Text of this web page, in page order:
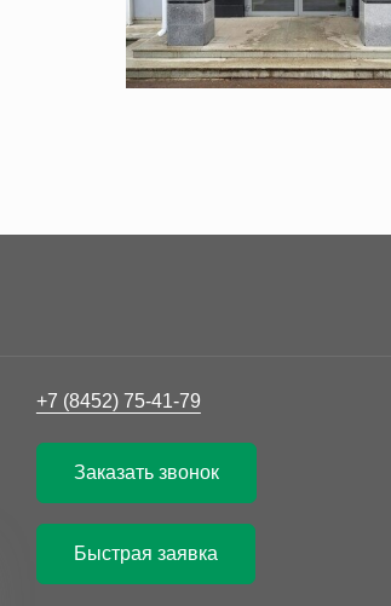
+7 (8452) 75-41-79
Заказать звонок
Быстрая заявка